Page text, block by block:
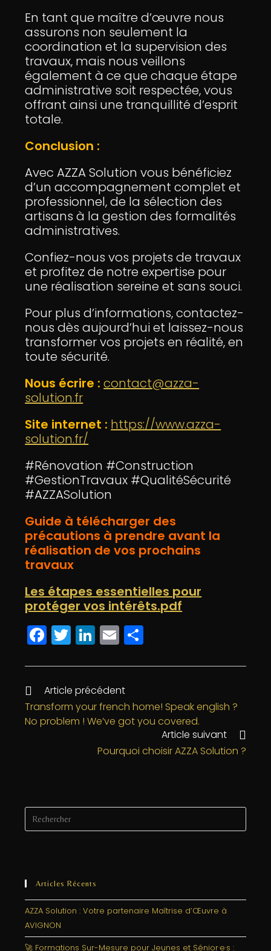
En tant que maître d’œuvre nous
assurons non seulement la
coordination et la supervision des
travaux, mais nous veillons
également à ce que chaque étape
administrative soit respectée, vous
offrant ainsi une tranquillité d’esprit
totale.
Conclusion :
Avec AZZA Solution vous bénéficiez
d’un accompagnement complet et
professionnel, de la sélection des
artisans à la gestion des formalités
administratives.
Confiez-nous vos projets de travaux
et profitez de notre expertise pour
une réalisation sereine et sans souci.
Pour plus d’informations, contactez-
nous dès aujourd’hui et laissez-nous
transformer vos projets en réalité, en
toute sécurité.
Nous écrire :contact@azza-
solution.fr
Site internet : https://www.azza-
solution.fr/
#Rénovation #Construction
#GestionTravaux #QualitéSécurité
#AZZASolution
Guide à télécharger des
précautions à prendre avant la
réalisation de vos prochains
travaux
Les étapes essentielles pour
protéger vos intérêts.pdf
F
a
c
e
b
o
T
w
itt
e
r
Li
n
k
e
dI
n
E
m
ai
l
rt
g
e
r
Article précédent
Transform your french home! Speak english ?
No problem ! We’ve got you covered.
Article suivant
Pourquoi choisir AZZA Solution ?
Articles Récents
AZZA Solution : Votre partenaire Maîtrise d’Œuvre à
AVIGNON
🚀 Formations Sur-Mesure pour Jeunes et Sénior·e·s :